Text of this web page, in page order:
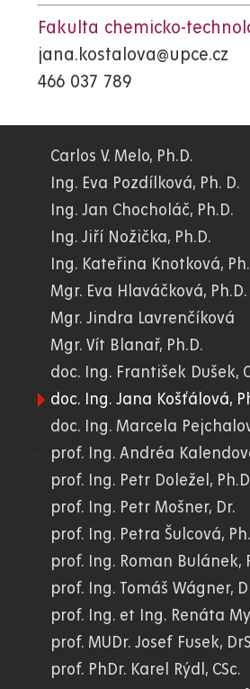
Fakulta chemicko-
jana.kostalova@upce.cz
466 037 789
01.
WWW
Carlos V. Melo, Ph.D.
Ing. Eva Pozdílková, Ph. D.
Ing. Jan Chocholáč, Ph.D.
Ing. Jiří Nožička, Ph.D.
Ing. Kateřina Knotková,
Mgr. Eva Hlaváčková, Ph.D.
Mgr. Jindra Lavrenčíková
Mgr. Vít Blanař, Ph.D.
doc. Ing. František Dušek,
doc. Ing. Jana Košťálová,
doc. Ing. Marcela
prof. Ing. Andréa
prof. Ing. Petr Doležel,
prof. Ing. Petr Mošner, Dr.
prof. Ing. Petra Šulcová,
prof. Ing. Roman Bulánek,
prof. Ing. Tomáš Wágner,
prof. Ing. et Ing. Renáta
prof. MUDr. Josef Fusek,
prof. PhDr. Karel Rýdl, CSc.